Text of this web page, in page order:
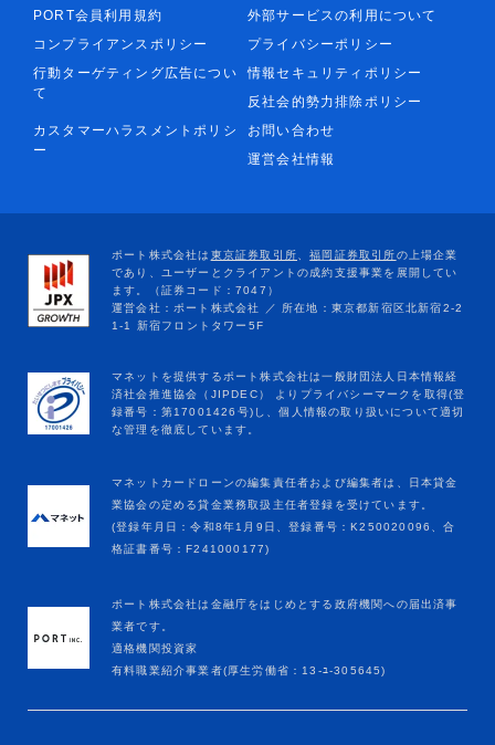
PORT会員利用規約
外部サービスの利用について
コンプライアンスポリシー
プライバシーポリシー
行動ターゲティング広告につい
て
情報セキュリティポリシー
反社会的勢力排除ポリシー
カスタマーハラスメントポリシ
ー
お問い合わせ
運営会社情報
マネットカードローンの編集責任者および編集者は、日本貸金
業協会の定める貸金業務取扱主任者登録を受けています。
(登録年月日：令和8年1月9日、登録番号：K250020096、合
格証書番号：F241000177)
ポート株式会社は金融庁をはじめとする政府機関への届出済事
業者です。
適格機関投資家
有料職業紹介事業者(厚生労働省：13-ﾕ-305645)